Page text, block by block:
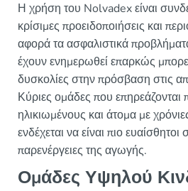
Η χρήση του Nolvadex είναι
κρίσιμες προειδοποιήσεις και
αφορά τα ασφαλιστικά
έχουν ενημερωθεί επαρκώς
δυσκολίες στην πρόσβαση στις
Κύριες ομάδες που επηρεάζονται
ηλικιωμένους και άτομα με
ενδέχεται να είναι πιο ευαίσθητοι
παρενέργειες της αγωγής.
Ομάδες Υψηλού